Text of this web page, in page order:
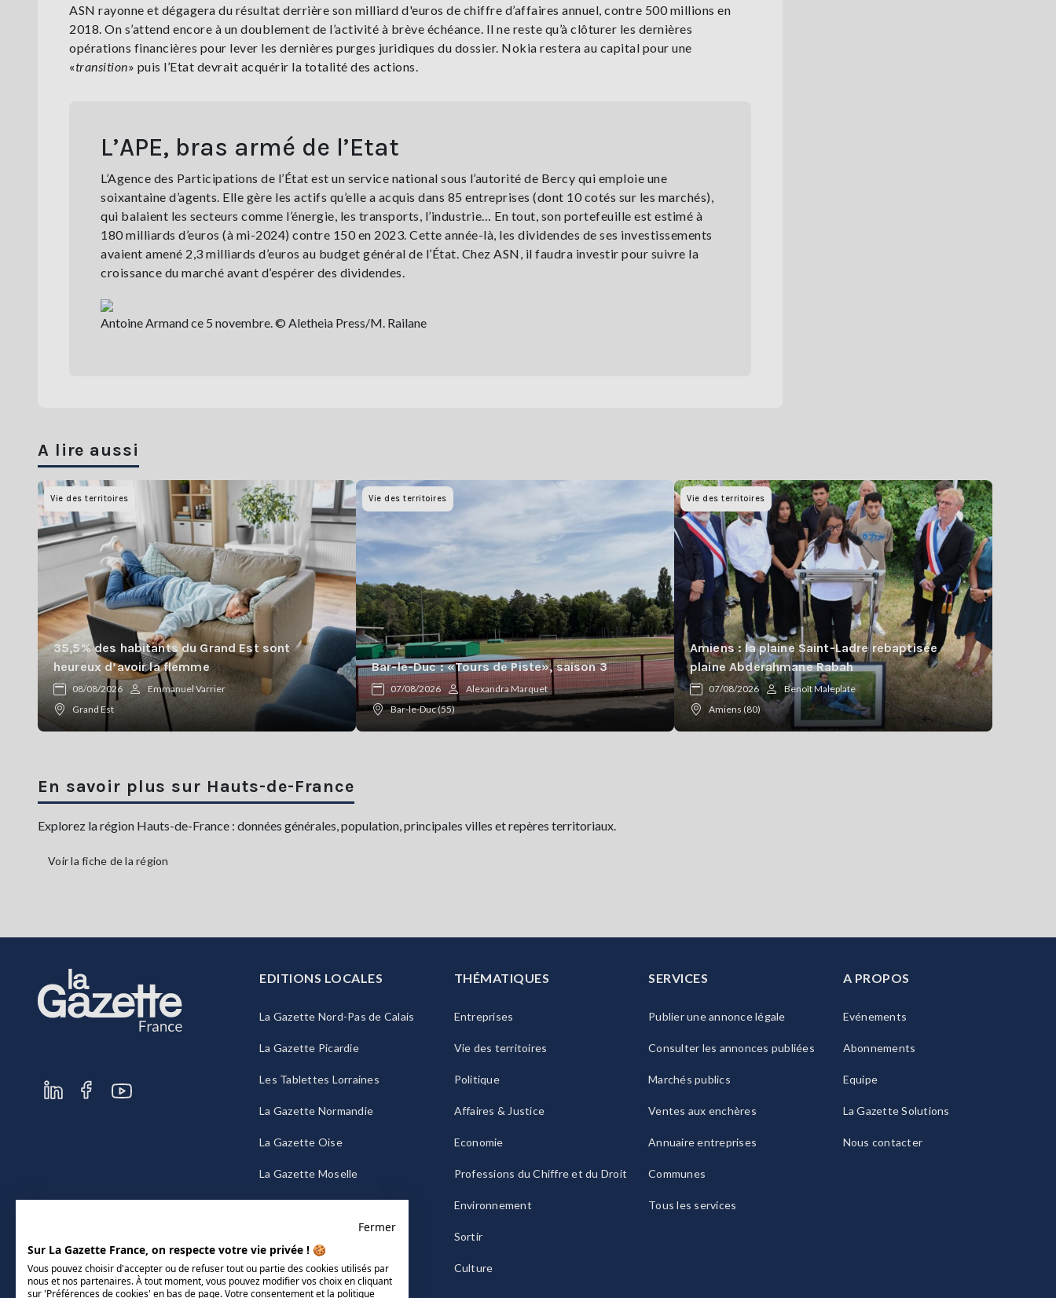
ASN rayonne et dégagera du résultat derrière son milliard d'euros de chiffre d’affaires annuel, contre 500 millions en
2018. On s’attend encore à un doublement de l’activité à brève échéance. Il ne reste qu’à clôturer les dernières
opérations financières pour lever les dernières purges juridiques du dossier. Nokia restera au capital pour une
«transition» puis l’Etat devrait acquérir la totalité des actions.
L’APE, bras armé de l’Etat
L’Agence des Participations de l’État est un service national sous l’autorité de Bercy qui emploie une
soixantaine d’agents. Elle gère les actifs qu’elle a acquis dans 85 entreprises (dont 10 cotés sur les marchés),
qui balaient les secteurs comme l’énergie, les transports, l’industrie… En tout, son portefeuille est estimé à
180 milliards d’euros (à mi-2024) contre 150 en 2023. Cette année-là, les dividendes de ses investissements
avaient amené 2,3 milliards d’euros au budget général de l’État. Chez ASN, il faudra investir pour suivre la
croissance du marché avant d’espérer des dividendes.
Antoine Armand ce 5 novembre. © Aletheia Press/M. Railane
A lire aussi
Vie des territoires
35,5% des habitants du Grand Est sont
heureux d’avoir la flemme
08/08/2026
Emmanuel Varrier
Grand Est
Vie des territoires
Bar-le-Duc : «Tours de Piste», saison 3
07/08/2026
Alexandra Marquet
Bar-le-Duc (55)
Vie des territoires
Amiens : la plaine Saint-Ladre rebaptisée
plaine Abderahmane Rabah
07/08/2026
Benoît Maleplate
Amiens (80)
En savoir plus sur Hauts-de-France
Explorez la région Hauts-de-France : données générales, population, principales villes et repères territoriaux.
Voir la fiche de la région
EDITIONS LOCALES
La Gazette Nord-Pas de Calais
La Gazette Picardie
Les Tablettes Lorraines
La Gazette Normandie
La Gazette Oise
La Gazette Moselle
THÉMATIQUES
Entreprises
Vie des territoires
Politique
Affaires & Justice
Economie
Professions du Chiffre et du Droit
Environnement
Sortir
Culture
SERVICES
Publier une annonce légale
Consulter les annonces publiées
Marchés publics
Ventes aux enchères
Annuaire entreprises
Communes
Tous les services
A PROPOS
Evénements
Abonnements
Equipe
La Gazette Solutions
Nous contacter
Fermer
Sur La Gazette France, on respecte votre vie privée ! 🍪
Vous pouvez choisir d'accepter ou de refuser tout ou partie des cookies utilisés par
nous et nos partenaires. À tout moment, vous pouvez modifier vos choix en cliquant
sur 'Préférences de cookies' en bas de page. Votre consentement et la politique